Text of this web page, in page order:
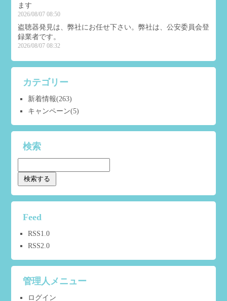
ます
2026/08/07 08:50
盗聴器発見は、弊社にお任せ下さい。弊社は、公安委員会登
録業者です。
2026/08/07 08:32
カテゴリー
新着情報(263)
キャンペーン(5)
検索
Feed
RSS1.0
RSS2.0
管理人メニュー
ログイン